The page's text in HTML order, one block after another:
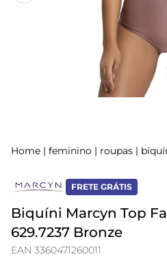
Home | feminino | roupas |
FRETE GRÁTIS
Biquíni Marcyn Top
629.7237 Bronze
EAN 3360471260011